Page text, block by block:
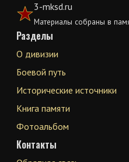
3-mksd.ru
Материалы собраны в
Разделы
О дивизии
Боевой путь
Исторические источники
Книга памяти
Фотоальбом
Контакты